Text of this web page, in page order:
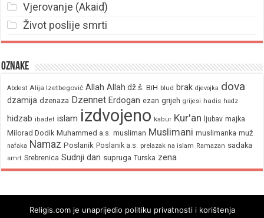
Vjerovanje (Akaid)
Život poslije smrti
Oznake
Abdest Alija Izetbegović Allah Allah dž.š. BiH blud brak djevojka dova
dzamija dzenaza Dzennet Erdogan ezan grijeh grijesi hadis hadz
hidzab ibadet islam izdvojeno kabur Kur'an ljubav majka
Milorad Dodik Muhammed a.s. musliman Muslimani muslimanka muž
nafaka Namaz Poslanik Poslanik a.s. prelazak na islam Ramazan sadaka
smrt Srebrenica Sudnji dan supruga Turska zena
Religis.com je unaprijedio politiku privatnosti i korištenja